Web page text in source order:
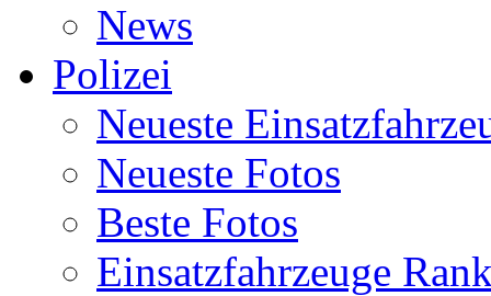
News
Polizei
Neueste
Neueste Fotos
Beste Fotos
Einsatzfahrzeuge